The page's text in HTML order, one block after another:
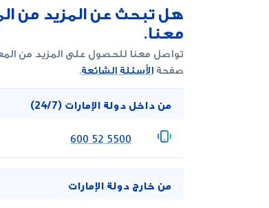
هل تبحث عن المزيد من
معنا.
تواصل معنا للحصول على المزيد من
صفحةالأسئلة الشائعة.
من داخل دولة الإمارات (24/7)
‎600 52 5500
من خارج دولة الإمارات